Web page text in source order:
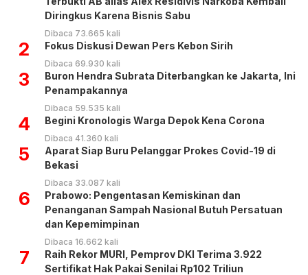
Diringkus Karena Bisnis Sabu
Dibaca 73.665 kali
2 Fokus Diskusi Dewan Pers Kebon Sirih
Dibaca 69.930 kali
3
Buron Hendra Subrata Diterbangkan ke Jakarta, Ini
Penampakannya
Dibaca 59.535 kali
4 Begini Kronologis Warga Depok Kena Corona
Dibaca 41.360 kali
5
Aparat Siap Buru Pelanggar Prokes Covid-19 di
Bekasi
Dibaca 33.087 kali
6
Prabowo: Pengentasan Kemiskinan dan
Penanganan Sampah Nasional Butuh Persatuan
dan Kepemimpinan
Dibaca 16.662 kali
7
Raih Rekor MURI, Pemprov DKI Terima 3.922
Sertifikat Hak Pakai Senilai Rp102 Triliun